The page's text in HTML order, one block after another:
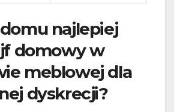
najlepiej
domowy w
meblowej dla
dyskrecji?